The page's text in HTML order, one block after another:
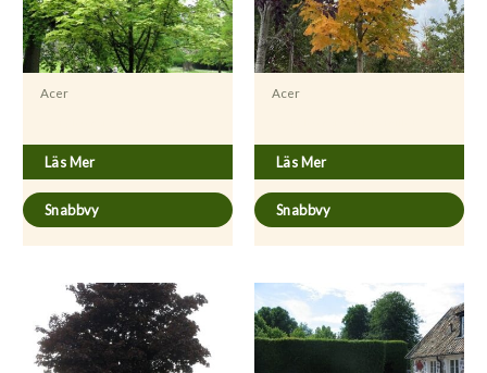
Acer
Läs Mer
Snabbvy
Acer
Läs Mer
Snabbvy